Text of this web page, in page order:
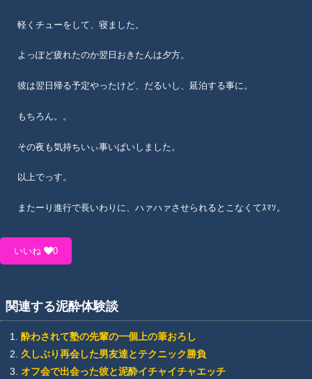
軽くチューをして、寝ました。
よっぽど疲れたのか翌日おきたんは夕方。
彼は翌日帰る予定やったけど、だるいし、延泊する事に。
もちろん。。
その夜も気持ちいぃ事いぱいしました。
以上でっす。
またーり進行で長いわりに、ハァハァさせられるとこなくてｽﾏｿ。
いいね 0
関連する泥酔体験談
酔わされて塾の先輩の一個上の筆おろし
久しぶり再会した男友達とテクニック勝負
オフ会で出会った彼と泥酔イチャイチャエッチ